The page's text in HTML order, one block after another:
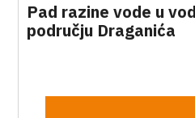
Pad razine vode u
području Draganića